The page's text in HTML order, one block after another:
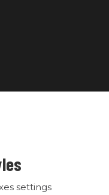
settings